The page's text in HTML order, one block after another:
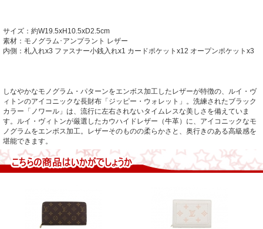
サイズ：約W19.5xH10.5xD2.5cm
素材：モノグラム･アンプラント レザー
内側：札入れx3 ファスナー小銭入れx1 カードポケットx12 オープンポケットx3
しなやかなモノグラム・パターンをエンボス加工したレザーが特徴の、ルイ・ヴ
ィトンのアイコニックな長財布「ジッピー・ウォレット」。 洗練されたブラック
カラー「ノワール」は、流行に左右されないタイムレスな美しさを備えていま
す。 ルイ・ヴィトンが厳選したカウハイドレザー（牛革）に、アイコニックなモ
ノグラムをエンボス加工。 レザーそのものの柔らかさと、奥行きのある高級感を
堪能できます。